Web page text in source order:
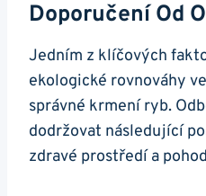
⁢Doporučení Od
Jedním ‌z klíčových
ekologické ‌rovnováhy
správné krmení ryb.
dodržovat následující
zdravé prostředí a